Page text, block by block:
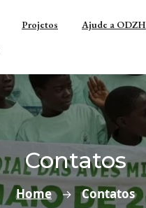
Projetos Ajude a ODZH
Contatos
Home → Contatos